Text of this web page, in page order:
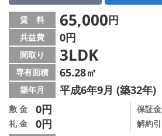
メールでお問い合わせ
賃 料 65,000円
共益費 0円
間取り 3LDK
専有面積 65.28㎡
築年月 平成6年9月 (築32年)
敷 金 0円
礼 金 0円
保証金
解約引